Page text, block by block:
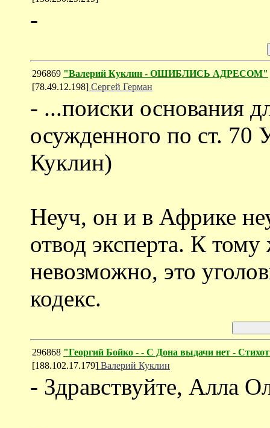
-
296869 "Валерий Куклин - ОШИБЛИСЬ АДРЕСОМ"
[78.49.12.198] Сергей Герман
- ...поиски основания
осужденного по ст.
Куклин)
Неуч, он и в Африке
отвод эксперта. К
невозможно, это
кодекс.
296868 "Георгий Бойко - - С Дона выдачи нет -
[188.102.17.179] Валерий Куклин
- Здравствуйте, Алла